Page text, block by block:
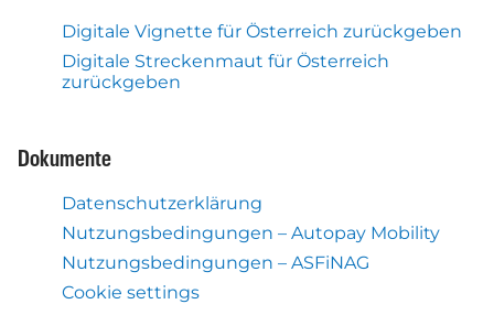
Digitale Vignette für Österreich zurückgeben
Digitale Streckenmaut für Österreich
zurückgeben
Dokumente
Datenschutzerklärung
Nutzungsbedingungen – Autopay Mobility
Nutzungsbedingungen – ASFiNAG
Cookie settings